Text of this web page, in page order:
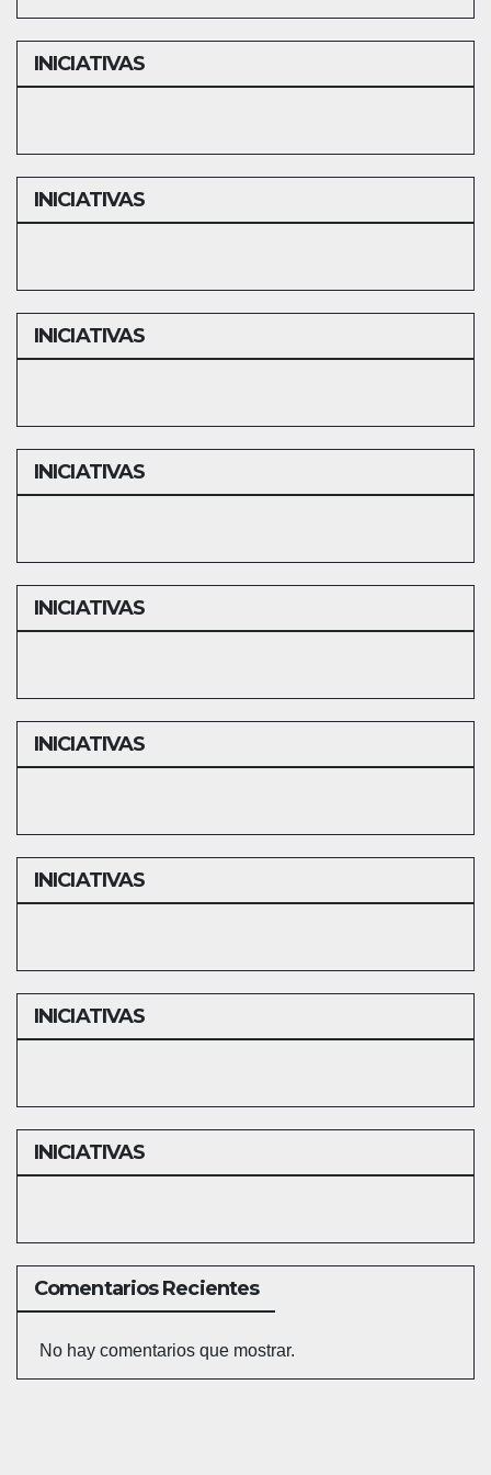
INICIATIVAS
INICIATIVAS
INICIATIVAS
INICIATIVAS
INICIATIVAS
INICIATIVAS
INICIATIVAS
INICIATIVAS
INICIATIVAS
Comentarios Recientes
No hay comentarios que mostrar.